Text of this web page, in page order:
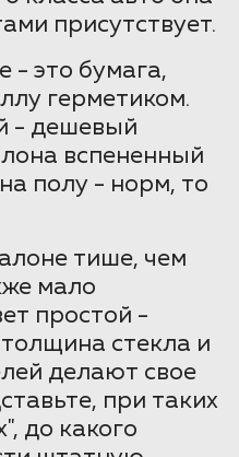
присутствует.
- это бумага,
герметиком.
- дешевый
вспененный
полу - норм, то
тише, чем
мало
простой -
стекла и
делают свое
при таких
до какого